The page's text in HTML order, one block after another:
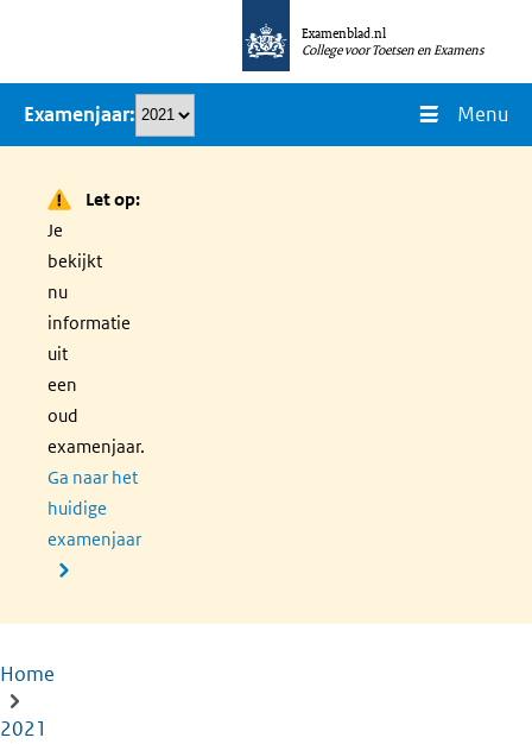
naar
inhoud
Examenblad.nl
College voor Toetsen en Examens
Examenjaar Menu
Let op:
Je
bekijkt
nu
informatie
uit
een
oud
examenjaar.
Ga naar het
huidige
examenjaar
Kruimelpad
Home
2021